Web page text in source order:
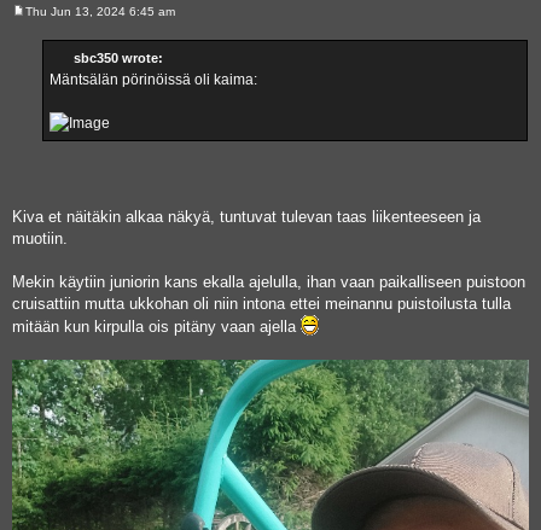
Thu Jun 13, 2024 6:45 am
sbc350 wrote:
Mäntsälän pörinöissä oli kaima:
Kiva et näitäkin alkaa näkyä, tuntuvat tulevan taas liikenteeseen ja
muotiin.
Mekin käytiin juniorin kans ekalla ajelulla, ihan vaan paikalliseen puistoon
cruisattiin mutta ukkohan oli niin intona ettei meinannu puistoilusta tulla
mitään kun kirpulla ois pitäny vaan ajella